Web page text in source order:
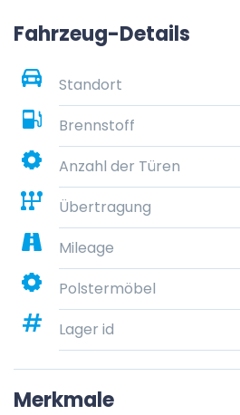
Fahrzeug-Details
Standort
Brennstoff
Anzahl der Türen
Übertragung
Mileage
Polstermöbel
Lager id
Merkmale